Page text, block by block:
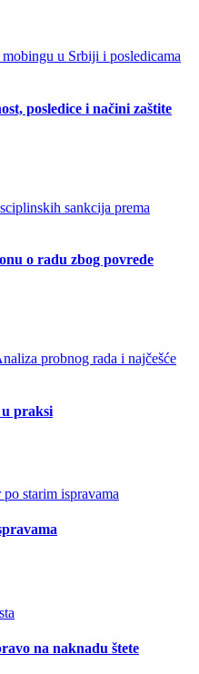
posledice i načini zaštite
o radu zbog povrede
u praksi
na naknadu štete